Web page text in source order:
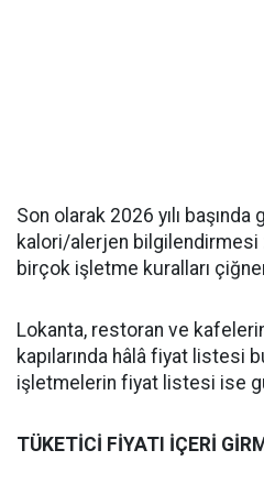
Son olarak 2026 yılı
kalori/alerjen bilgilendirmesi
birçok işletme kuralları
Lokanta, restoran ve
kapılarında hâlâ fiyat listesi
işletmelerin fiyat listesi ise
TÜKETİCİ FİYATI İÇERİ